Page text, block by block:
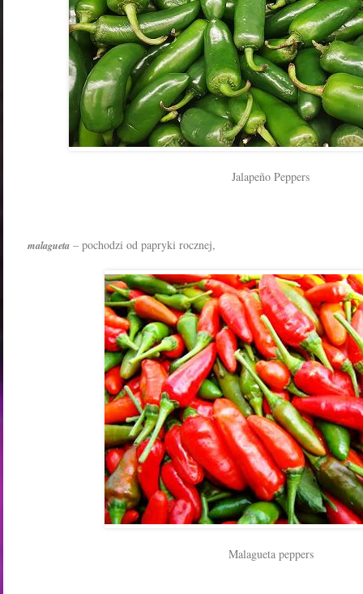
Jalapeño Peppers
malagueta – pochodzi od papryki rocznej,
Malagueta peppers